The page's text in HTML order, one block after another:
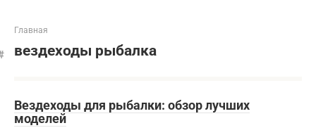
Главная
вездеходы рыбалка
Вездеходы для рыбалки: обзор лучших
моделей